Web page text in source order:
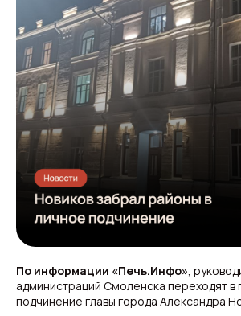
По информации «Печь.Инфо»,
администраций Смоленска переходят в
подчинение главы города Александра